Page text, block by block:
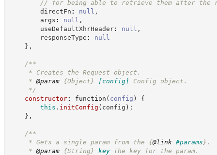
// for being able to retrieve them after the
directFn : null ,
args : null ,
useDefaultXhrHeader: null ,
responseType :
null
} ,
/**
* Creates the Request object.
* @param {Object} [config]
Config object.
*/
constructor: function ( config )
{
this . initConfig ( config ) ;
} ,
/**
* Gets a single param from the {@link #params } .
* @param {String} key
The key for the param.